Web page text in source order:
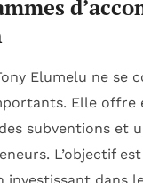
Elumelu ne se
Elle offre
subventions et
L’objectif